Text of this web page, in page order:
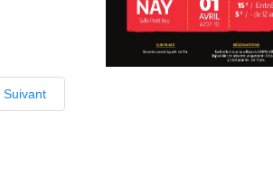
Suivant